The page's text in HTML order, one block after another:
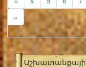
»